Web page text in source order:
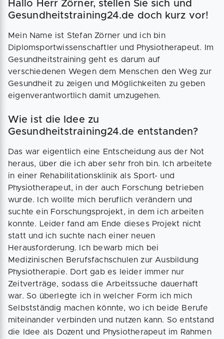
Hallo Herr Zörner, stellen Sie sich und
Gesundheitstraining24.de doch kurz vor!
Mein Name ist Stefan Zörner und ich bin
Diplomsportwissenschaftler und Physiotherapeut. Im
Gesundheitstraining geht es darum auf
verschiedenen Wegen dem Menschen den Weg zur
Gesundheit zu zeigen und Möglichkeiten zu geben
eigenverantwortlich damit umzugehen.
Wie ist die Idee zu
Gesundheitstraining24.de entstanden?
Das war eigentlich eine Entscheidung aus der Not
heraus, über die ich aber sehr froh bin. Ich arbeitete
in einer Rehabilitationsklinik als Sport- und
Physiotherapeut, in der auch Forschung betrieben
wurde. Ich wollte mich beruflich verändern und
suchte ein Forschungsprojekt, in dem ich arbeiten
konnte. Leider fand am Ende dieses Projekt nicht
statt und ich suchte nach einer neuen
Herausforderung. Ich bewarb mich bei
Medizinischen Berufsfachschulen zur Ausbildung
Physiotherapie. Dort gab es leider immer nur
Zeitverträge, sodass die Arbeitssuche dauerhaft
war. So überlegte ich in welcher Form ich mich
Selbstständig machen könnte, wo ich beide Berufe
miteinander verbinden und nutzen kann. So entstand
die Idee als Dozent und Physiotherapeut im Rahmen